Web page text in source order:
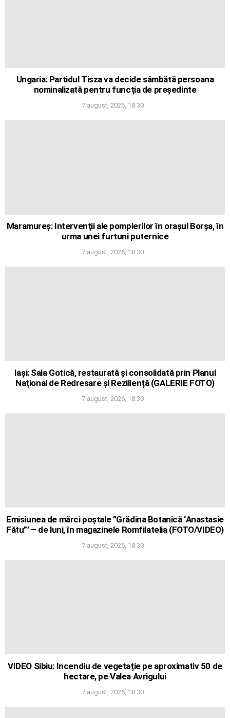
Ungaria: Partidul Tisza va decide sâmbătă persoana
nominalizată pentru funcția de președinte
7 august, 2026, 18:30
Maramureș: Intervenții ale pompierilor în orașul Borșa, în
urma unei furtuni puternice
7 august, 2026, 18:30
Iași: Sala Gotică, restaurată și consolidată prin Planul
Național de Redresare și Reziliență (GALERIE FOTO)
7 august, 2026, 18:30
Emisiunea de mărci poștale ”Grădina Botanică ‘Anastasie
Fătu”’ – de luni, în magazinele Romfilatelia (FOTO/VIDEO)
7 august, 2026, 18:30
VIDEO Sibiu: Incendiu de vegetație pe aproximativ 50 de
hectare, pe Valea Avrigului
7 august, 2026, 18:30